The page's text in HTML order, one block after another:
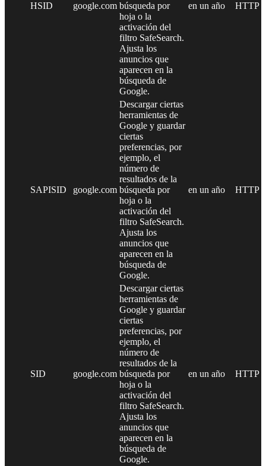
HSID google.com búsqueda por
hoja o la
activación del
filtro SafeSearch.
Ajusta los
anuncios que
aparecen en la
búsqueda de
Google.
en un año HTTP
SAPISID google.com
Descargar ciertas
herramientas de
Google y guardar
ciertas
preferencias, por
ejemplo, el
número de
resultados de la
búsqueda por
hoja o la
activación del
filtro SafeSearch.
Ajusta los
anuncios que
aparecen en la
búsqueda de
Google.
en un año HTTP
SID google.com
Descargar ciertas
herramientas de
Google y guardar
ciertas
preferencias, por
ejemplo, el
número de
resultados de la
búsqueda por
hoja o la
activación del
filtro SafeSearch.
Ajusta los
anuncios que
aparecen en la
búsqueda de
Google.
en un año HTTP